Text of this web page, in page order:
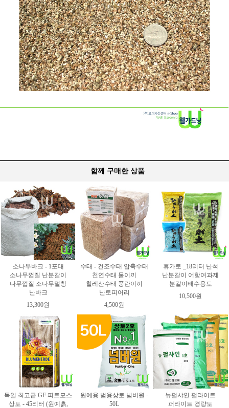
함께 구매한 상품
소나무바크 - 1포대
소나무껍질 난분갈이
나무껍질 소나무멀칭
난바크
13,300원
수태 - 건조수태 압축수태
천연수태 물이끼
칠레산수태 풍란이끼
난토피어리
4,500원
휴가토 _18리터 난석
난분갈이 어항여과제
분갈이배수용토
10,500원
독일 최고급 GF 피트모스
상토 - 45리터 (원예흙,
원예용 범용상토 넘버원 -
50L
뉴펄샤인 펄라이트
퍼라이트 경량토